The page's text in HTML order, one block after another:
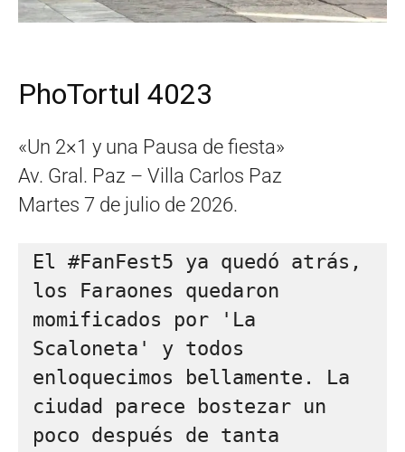
PhoTortul 4023
«Un 2×1 y una Pausa de fiesta»
Av. Gral. Paz – Villa Carlos Paz
Martes 7 de julio de 2026.
El #FanFest5 ya quedó atrás,
los Faraones quedaron
momificados por 'La
Scaloneta' y todos
enloquecimos bellamente. La
ciudad parece bostezar un
poco después de tanta